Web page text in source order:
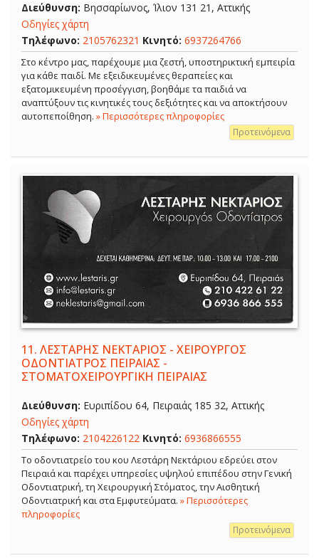
Διεύθυνση: Βησσαρίωνος, Ίλιον 131 21, Αττικής
Οδηγίες χάρτη
Τηλέφωνο: 2105762321 Κινητό: 6937264766
Στο κέντρο μας, παρέχουμε μια ζεστή, υποστηρικτική εμπειρία
για κάθε παιδί. Με εξειδικευμένες θεραπείες και
εξατομικευμένη προσέγγιση, βοηθάμε τα παιδιά να
αναπτύξουν τις κινητικές τους δεξιότητες και να αποκτήσουν
αυτοπεποίθηση. » Περισσότερες πληροφορίες
Προτεινόμενα
11. ΛΕΣΤΑΡΗΣ ΝΕΚΤΑΡΙΟΣ - ΧΕΙΡΟΥΡΓΟΣ
ΟΔΟΝΤΙΑΤΡΟΣ ΠΕΙΡΑΙΑΣ -
ΣΤΟΜΑΤΟΧΕΙΡΟΥΡΓΙΚΗ ΠΕΙΡΑΙΑΣ
Διεύθυνση: Ευριπίδου 64, Πειραιάς 185 32, Αττικής
Οδηγίες χάρτη
Τηλέφωνο: 2104226122 Κινητό: 6936866555
Το οδοντιατρείο του κου Λεστάρη Νεκτάριου εδρεύει στον
Πειραιά και παρέχει υπηρεσίες υψηλού επιπέδου στην Γενική
Οδοντιατρική, τη Χειρουργική Στόματος, την Αισθητική
Οδοντιατρική και στα Εμφυτεύματα. » Περισσότερες
πληροφορίες
Προτεινόμενα